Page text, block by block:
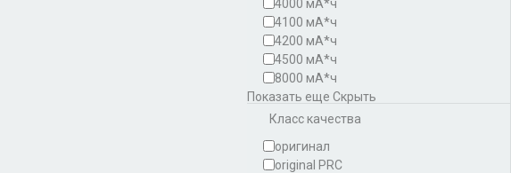
4000 мА*ч
4100 мА*ч
4200 мА*ч
4500 мА*ч
8000 мА*ч
Показать еще Скрыть
Класс качества
оригинал
original PRC